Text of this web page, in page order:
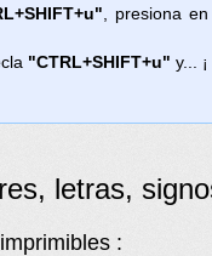
, presiona
"CTRL+SHIFT+u" y...
letras,
: